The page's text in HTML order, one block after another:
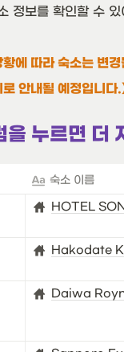
정보를 확인할 수 있
에 따라 숙소는 변
안내될 예정입니다
을 누르면 더
숙소 이름
HOTEL
Hakodate
Daiwa